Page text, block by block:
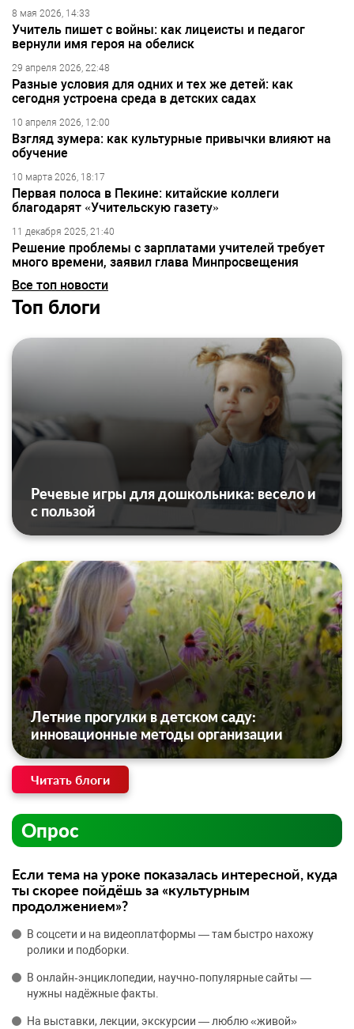
8 мая 2026, 14:33
Учитель пишет с войны: как лицеисты и педагог
вернули имя героя на обелиск
29 апреля 2026, 22:48
Разные условия для одних и тех же детей: как
сегодня устроена среда в детских садах
10 апреля 2026, 12:00
Взгляд зумера: как культурные привычки влияют на
обучение
10 марта 2026, 18:17
Первая полоса в Пекине: китайские коллеги
благодарят «Учительскую газету»
11 декабря 2025, 21:40
Решение проблемы с зарплатами учителей требует
много времени, заявил глава Минпросвещения
Все топ новости
Топ блоги
Речевые игры для дошкольника: весело и
с пользой
Летние прогулки в детском саду:
инновационные методы организации
Читать блоги
Опрос
Если тема на уроке показалась интересной, куда
ты скорее пойдёшь за «культурным
продолжением»?
В соцсети и на видеоплатформы — там быстро нахожу
ролики и подборки.
В онлайн‑энциклопедии, научно‑популярные сайты —
нужны надёжные факты.
На выставки, лекции, экскурсии — люблю «живой»